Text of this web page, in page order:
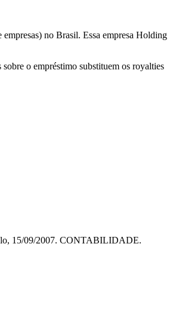
empresas) no Brasil. Essa empresa Holding
o empréstimo substituem os royalties
15/09/2007. CONTABILIDADE.